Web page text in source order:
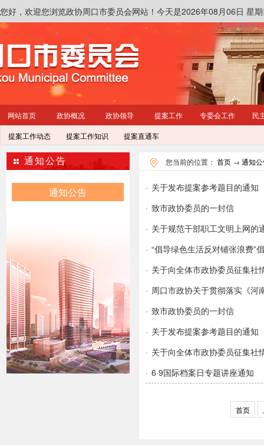
您好，欢迎您浏览政协周口市委员会网站！ 今天是2026年08月06日 星
网站首页 政协概况 政协领导 提案工作 专委会工作 民
提案工作动态 提案工作知识 提案直通车
通知公告
通知公告
您当前的位置：首页 →通知
· 关于发布提案参考题目的通知
· 致市政协委员的一封信
· 关于规范干部职工文明上网的
· “倡导绿色生活反对铺张浪费”
· 关于向全体市政协委员征集社
· 周口市政协关于贯彻落实《河
· 致市政协委员的一封信
· 关于发布提案参考题目的通知
· 关于向全体市政协委员征集社
· 6·9国际档案日专题讲座通知
首页